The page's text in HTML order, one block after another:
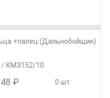
+палец (Дальнобойщик)
/ КМЗ152/10
₽ 0 шт.